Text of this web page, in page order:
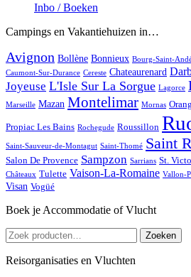
Inbo / Boeken
Campings en Vakantiehuizen in…
Avignon Bollène Bonnieux Bourg-Saint-
Caumont-Sur-Durance Cereste Chateaurenard
Joyeuse L'Isle Sur La Sorgue Lagorce
Marseille Mazan Montelimar Mornas
Propiac Les Bains Rochegude Roussillon
Saint-Sauveur-de-Montagut Saint-Thomé Saint
Salon De Provence Sampzon Sarrians St.
Châteaux Tulette Vaison-La-Romaine Vallon-
Visan Vogüé
Boek je Accommodatie of Vlucht
Zoeken
naar:
Zoeken
Reisorganisaties en Vluchten